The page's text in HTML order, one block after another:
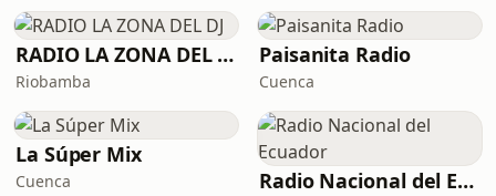
RADIO LA ZONA DEL DJ
Riobamba
Paisanita Radio
Cuenca
La Súper Mix
Cuenca Radio Nacional del Ecuador